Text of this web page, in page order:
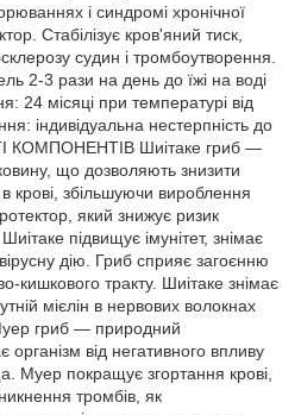
і синдромі хронічної
Стабілізує кров'яний тиск,
судин і тромбоутворення.
2-3 рази на день до їжі на воді
24 місяці при температурі від
індивідуальна нестерпність до
КОМПОНЕНТІВ Шиітаке гриб —
що дозволяють знизити
крові, збільшуючи вироблення
який знижує ризик
підвищує імунітет, знімає
дію. Гриб сприяє загоєнню
кишкового тракту. Шиітаке знімає
мієлін в нервових волокнах
гриб — природний
від негативного впливу
Муер покращує згортання крові,
тромбів, як